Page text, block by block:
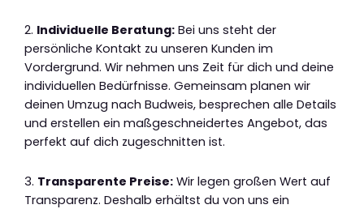
2. Individuelle Beratung: Bei uns steht der
persönliche Kontakt zu unseren Kunden im
Vordergrund. Wir nehmen uns Zeit für dich und deine
individuellen Bedürfnisse. Gemeinsam planen wir
deinen Umzug nach Budweis, besprechen alle Details
und erstellen ein maßgeschneidertes Angebot, das
perfekt auf dich zugeschnitten ist.
3. Transparente Preise: Wir legen großen Wert auf
Transparenz. Deshalb erhältst du von uns ein